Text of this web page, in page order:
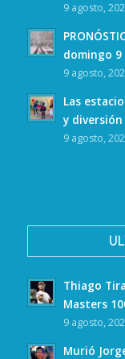
9 agosto,
domingo 9
9 agosto,
Las
y diversión
9 agosto,
Thiago
Masters
9 agosto,
Murió